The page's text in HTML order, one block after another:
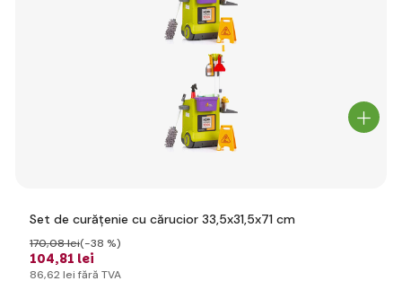
Set de curățenie cu cărucior 33,5x31,5x71 cm
104,81 lei
170,08 lei(-38 %)
86,62 lei fără TVA